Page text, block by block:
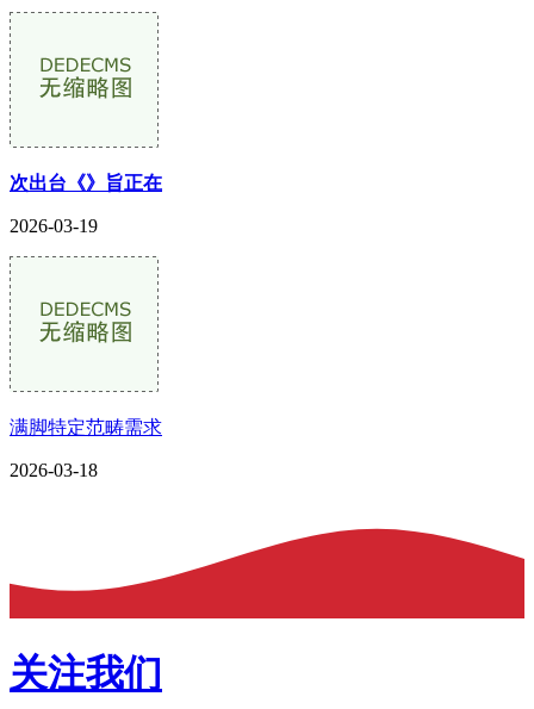
次出台《》旨正在
2026-03-19
满脚特定范畴需求
2026-03-18
关注我们